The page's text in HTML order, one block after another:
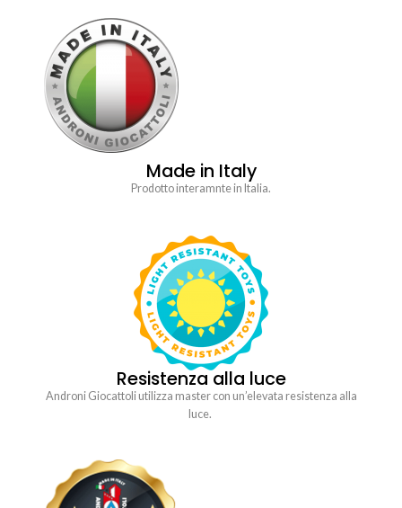
Made in Italy
Prodotto interamnte in Italia.
Resistenza alla luce
Androni Giocattoli utilizza master con un’elevata resistenza alla
luce.